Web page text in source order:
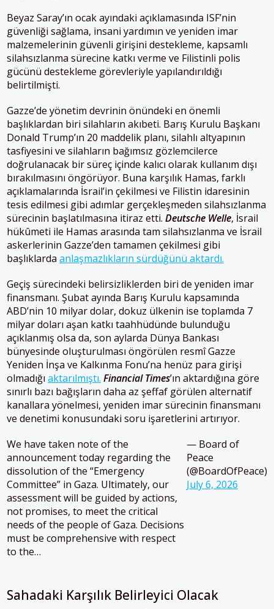
Beyaz Saray’ın ocak ayındaki açıklamasında ISF’nin
güvenliği sağlama, insani yardımın ve yeniden imar
malzemelerinin güvenli girişini destekleme, kapsamlı
silahsızlanma sürecine katkı verme ve Filistinli polis
gücünü destekleme görevleriyle yapılandırıldığı
belirtilmişti.
Gazze’de yönetim devrinin önündeki en önemli
başlıklardan biri silahların akıbeti. Barış Kurulu Başkanı
Donald Trump’ın 20 maddelik planı, silahlı altyapının
tasfiyesini ve silahların bağımsız gözlemcilerce
doğrulanacak bir süreç içinde kalıcı olarak kullanım dışı
bırakılmasını öngörüyor. Buna karşılık Hamas, farklı
açıklamalarında İsrail’in çekilmesi ve Filistin idaresinin
tesis edilmesi gibi adımlar gerçekleşmeden silahsızlanma
sürecinin başlatılmasına itiraz etti. Deutsche Welle, İsrail
hükûmeti ile Hamas arasında tam silahsızlanma ve İsrail
askerlerinin Gazze’den tamamen çekilmesi gibi
başlıklarda anlaşmazlıkların sürdüğünü aktardı.
Geçiş sürecindeki belirsizliklerden biri de yeniden imar
finansmanı. Şubat ayında Barış Kurulu kapsamında
ABD’nin 10 milyar dolar, dokuz ülkenin ise toplamda 7
milyar doları aşan katkı taahhüdünde bulunduğu
açıklanmış olsa da, son aylarda Dünya Bankası
bünyesinde oluşturulması öngörülen resmî Gazze
Yeniden İnşa ve Kalkınma Fonu’na henüz para girişi
olmadığı aktarılmıştı. Financial Times’ın aktardığına göre
sınırlı bazı bağışların daha az şeffaf görülen alternatif
kanallara yönelmesi, yeniden imar sürecinin finansmanı
ve denetimi konusundaki soru işaretlerini artırıyor.
We have taken note of the
announcement today regarding the
dissolution of the “Emergency
Committee” in Gaza. Ultimately, our
assessment will be guided by actions,
not promises, to meet the critical
needs of the people of Gaza. Decisions
must be comprehensive with respect
to the…
— Board of
Peace
(@BoardOfPeace)
July 6, 2026
Sahadaki Karşılık Belirleyici Olacak